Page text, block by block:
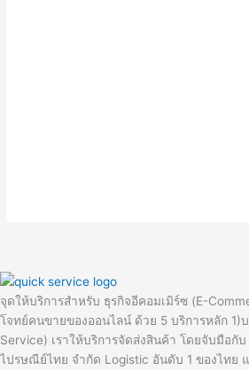
จุดให้บริการสำหรับ ธุรกิจอีคอมเมิร์ซ (E-
โจทย์คนขายของออนไลน์ ด้วย 5 บริการหลัก 1)
Service) เราให้บริการจัดส่งสินค้า โดยจับมือกั
ไปรษณีย์ไทย จำกัด Logistic อันดับ 1 ของไทย